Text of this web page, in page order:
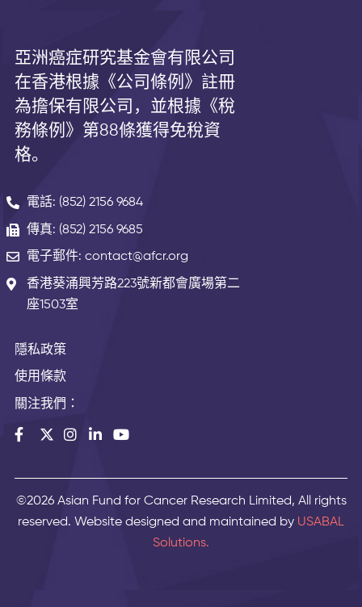
亞洲癌症研究基金會有限公司
在香港根據《公司條例》註冊
為擔保有限公司，並根據《稅
務條例》第88條獲得免稅資
格。
電話: (852) 2156 9684
傳真: (852) 2156 9685
電子郵件: contact@afcr.org
香港葵涌興芳路223號新都會廣場第二
座1503室
隱私政策
使用條款
關注我們：
©2026 Asian Fund for Cancer Research Limited, All rights
reserved. Website designed and maintained by USABAL
Solutions.